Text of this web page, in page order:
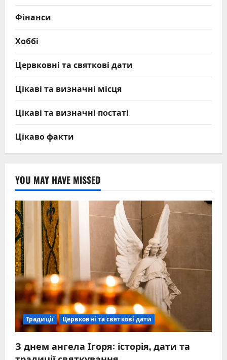
Фінанси
Хоббі
Цервковні та святкові дати
Цікаві та визначні місця
Цікаві та визначні постаті
Цікаво факти
YOU MAY HAVE MISSED
Традиції Цервковні та святкові дати
З днем ангела Ігоря: історія, дати та